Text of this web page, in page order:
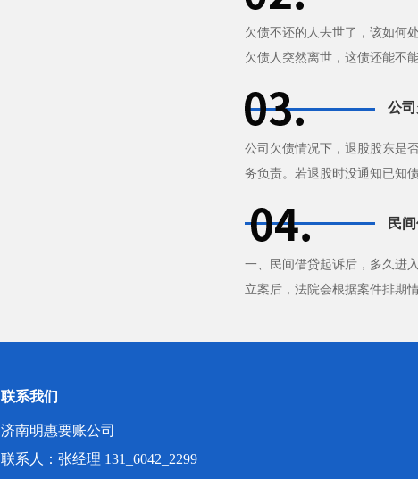
欠债不还的人去世了，该如何
欠债人突然离世，这债还能不
公
公司欠债情况下，退股股东是
务负责。若退股时没通知已知
民
一、民间借贷起诉后，多久进
立案后，法院会根据案件排期
联系我们
济南明惠要账公司
联系人：张经理 131_6042_2299